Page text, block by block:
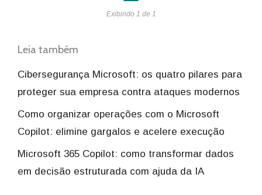
Exibindo 1 de 1
Leia também
Cibersegurança Microsoft: os quatro pilares para
proteger sua empresa contra ataques modernos
Como organizar operações com o Microsoft
Copilot: elimine gargalos e acelere execução
Microsoft 365 Copilot: como transformar dados
em decisão estruturada com ajuda da IA